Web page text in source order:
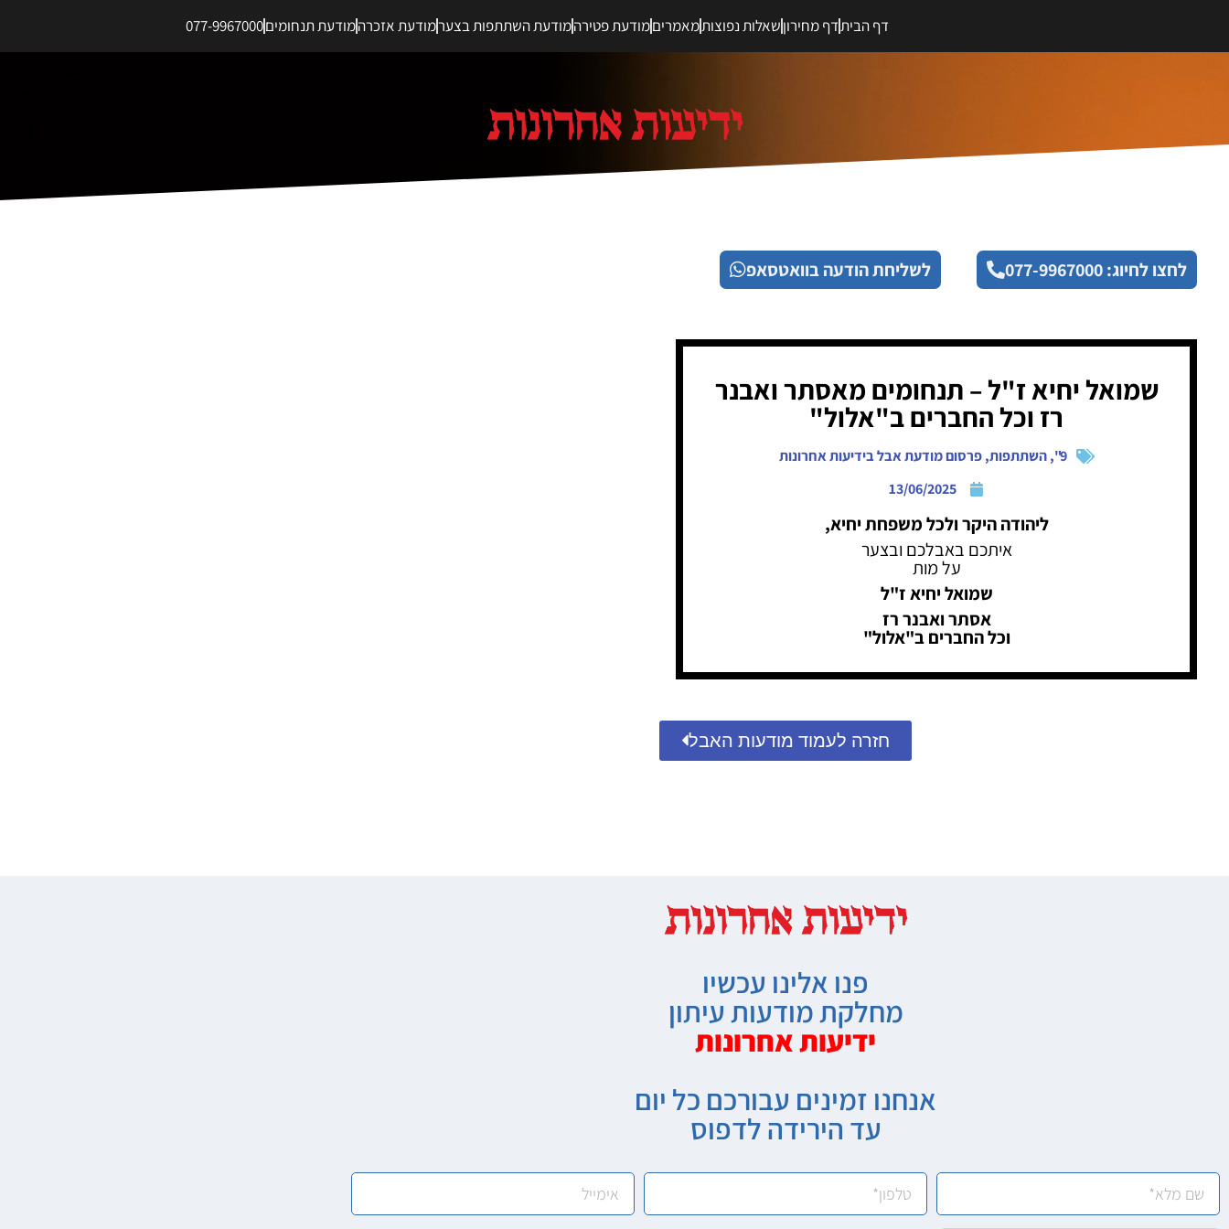
דף הביתדף מחירוןשאלות נפוצותמאמריםמודעת פטירהמודעת השתתפות בצערמודעת אזכרהמודעת תנחומים077-9967000
לחצו לחיוג: 077-9967000 לשליחת הודעה בוואטסאפ
שמואל יחיא ז"ל – תנחומים מאסתר ואבנר
רז וכל החברים ב"אלול"
9"
,השתתפות,פרסום מודעת אבל בידיעות אחרונות
13/06/2025
ליהודה היקר ולכל משפחת יחיא,
איתכם באבלכם ובצער
על מות
שמואל יחיא ז"ל
אסתר ואבנר רז
וכל החברים ב"אלול"
חזרה לעמוד מודעות האבל
פנו אלינו עכשיו
מחלקת מודעות עיתון
ידיעות אחרונות
אנחנו זמינים עבורכם כל יום
עד הירידה לדפוס